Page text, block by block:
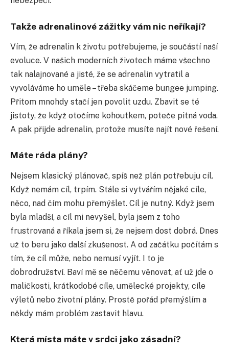
Takže adrenalinové zážitky vám nic neříkají?
Vím, že adrenalin k životu potřebujeme, je součástí naší
evoluce. V našich moderních životech máme všechno
tak nalajnované a jisté, že se adrenalin vytratil a
vyvoláváme ho uměle – třeba skáčeme bungee jumping.
Přitom mnohdy stačí jen povolit uzdu. Zbavit se té
jistoty, že když otočíme kohoutkem, poteče pitná voda.
A pak přijde adrenalin, protože musíte najít nové řešení.
Máte ráda plány?
Nejsem klasický plánovač, spíš než plán potřebuju cíl.
Když nemám cíl, trpím. Stále si vytvářím nějaké cíle,
něco, nad čím mohu přemýšlet. Cíl je nutný. Když jsem
byla mladší, a cíl mi nevyšel, byla jsem z toho
frustrovaná a říkala jsem si, že nejsem dost dobrá. Dnes
už to beru jako další zkušenost. A od začátku počítám s
tím, že cíl může, nebo nemusí vyjít. I to je
dobrodružství. Baví mě se něčemu věnovat, ať už jde o
maličkosti, krátkodobé cíle, umělecké projekty, cíle
výletů nebo životní plány. Prostě pořád přemýšlím a
někdy mám problém zastavit hlavu.
Která místa máte v srdci jako zásadní?